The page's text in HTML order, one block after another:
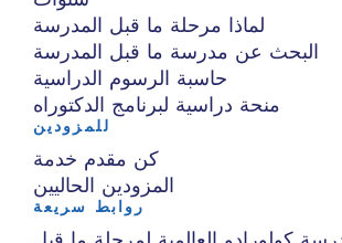
لماذا مرحلة ما قبل المدرسة
البحث عن مدرسة ما قبل المدرسة
حاسبة الرسوم الدراسية
منحة دراسية لبرنامج الدكتوراه
للمزودين
كن مقدم خدمة
المزودين الحاليين
روابط سريعة